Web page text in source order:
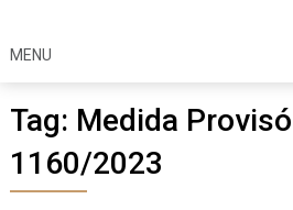
MENU
Tag: Medida
1160/2023